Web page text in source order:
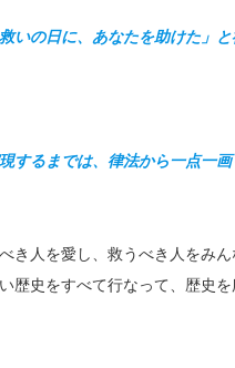
いの日に、あなたを助けた」
するまでは、律法から一点一画
き人を愛し、救うべき人をみ
歴史をすべて行なって、歴史